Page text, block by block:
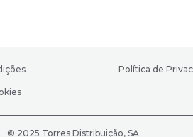
Política de
© 2025 Torres Distribuição, SA.